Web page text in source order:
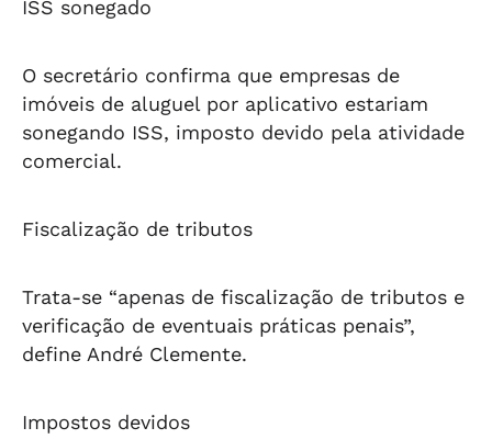
ISS sonegado
O secretário confirma que empresas de
imóveis de aluguel por aplicativo estariam
sonegando ISS, imposto devido pela atividade
comercial.
Fiscalização de tributos
Trata-se “apenas de fiscalização de tributos e
verificação de eventuais práticas penais”,
define André Clemente.
Impostos devidos